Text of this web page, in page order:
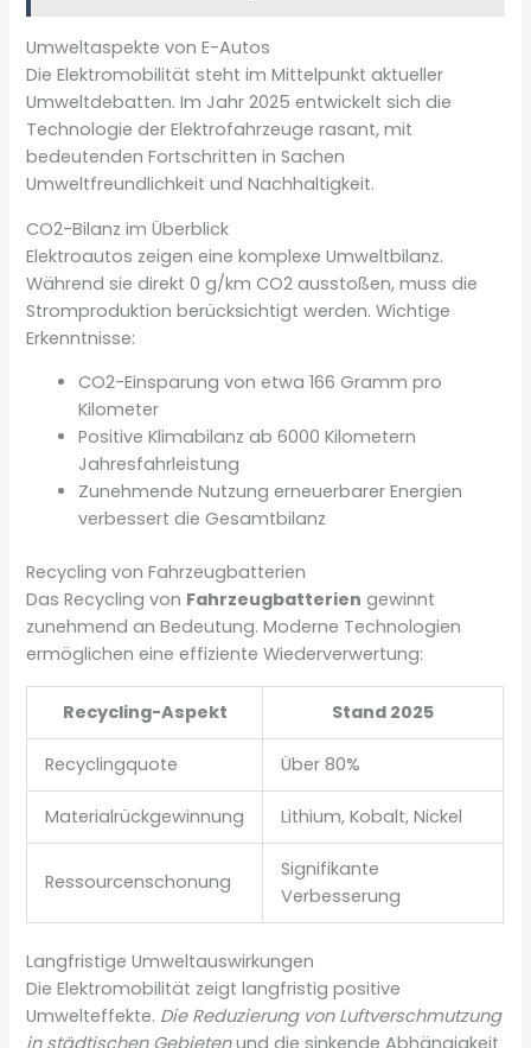
Umweltaspekte von E-Autos
Die Elektromobilität steht im Mittelpunkt aktueller
Umweltdebatten. Im Jahr 2025 entwickelt sich die
Technologie der Elektrofahrzeuge rasant, mit
bedeutenden Fortschritten in Sachen
Umweltfreundlichkeit und Nachhaltigkeit.
CO2-Bilanz im Überblick
Elektroautos zeigen eine komplexe Umweltbilanz.
Während sie direkt 0 g/km CO2 ausstoßen, muss die
Stromproduktion berücksichtigt werden. Wichtige
Erkenntnisse:
CO2-Einsparung von etwa 166 Gramm pro
Kilometer
Positive Klimabilanz ab 6000 Kilometern
Jahresfahrleistung
Zunehmende Nutzung erneuerbarer Energien
verbessert die Gesamtbilanz
Recycling von Fahrzeugbatterien
Das Recycling von Fahrzeugbatterien gewinnt
zunehmend an Bedeutung. Moderne Technologien
ermöglichen eine effiziente Wiederverwertung:
Recycling-Aspekt Stand 2025
Recyclingquote Über 80%
Materialrückgewinnung Lithium, Kobalt, Nickel
Ressourcenschonung
Signifikante
Verbesserung
Langfristige Umweltauswirkungen
Die Elektromobilität zeigt langfristig positive
Umwelteffekte. Die Reduzierung von Luftverschmutzung